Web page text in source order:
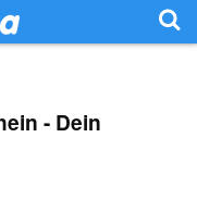
- Dein